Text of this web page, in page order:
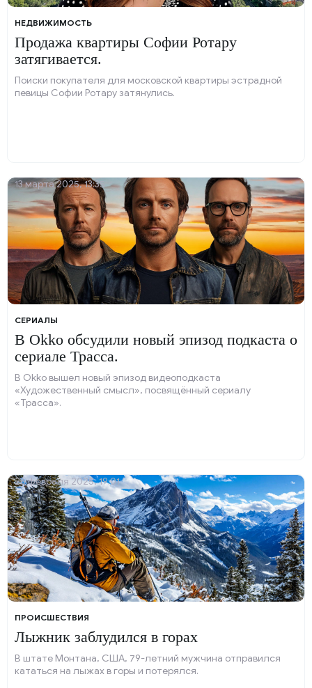
НЕДВИЖИМОСТЬ
Продажа квартиры Софии Ротару
затягивается.
Поиски покупателя для московской квартиры эстрадной
певицы Софии Ротару затянулись.
СЕРИАЛЫ
В Okko обсудили новый эпизод подкаста о
сериале Трасса.
В Okko вышел новый эпизод видеоподкаста
«Художественный смысл», посвящённый сериалу
«Трасса».
13 марта 2025, 13:35
ПРОИСШЕСТВИЯ
Лыжник заблудился в горах
В штате Монтана, США, 79-летний мужчина отправился
кататься на лыжах в горы и потерялся.
26 февраля 2025, 19:01